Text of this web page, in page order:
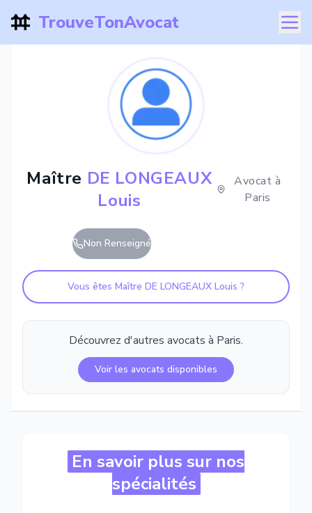
TrouveTonAvocat
Maître DE LONGEAUX
Louis
Avocat à
Paris
Non Renseigné
Vous êtes Maître DE LONGEAUX Louis ?
Découvrez d'autres avocats à Paris.
Voir les avocats disponibles
En savoir plus sur nos
spécialités